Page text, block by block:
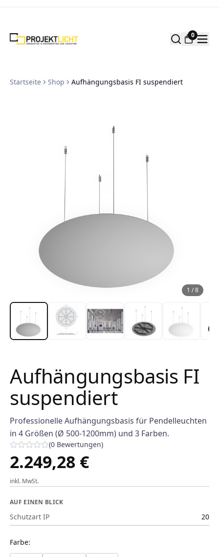
Zum Inhalt springen
0
Startseite Shop Aufhängungsbasis FI suspendiert
1 /8
Aufhängungsbasis FI
suspendiert
Professionelle Aufhängungsbasis für Pendelleuchten
in 4 Größen (Ø 500-1200mm) und 3 Farben.
(0 Bewertungen)
2.249,28 €
inkl. MwSt.
AUF EINEN BLICK
Schutzart IP 20
Farbe: